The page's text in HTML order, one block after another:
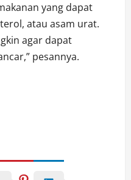
yang dapat
atau asam urat.
agar dapat
pesannya.